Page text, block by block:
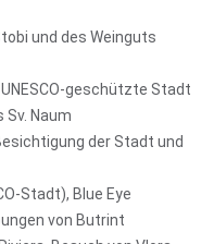
und des Weinguts
geschützte Stadt
Sv. Naum
der Stadt und
Stadt), Blue Eye
von Butrint